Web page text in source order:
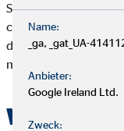
So weit, so gut, aber
chipTAN-Verfahren
danach folgen die
mit einer mittleren
Wieso
Name:
_ga, _gat_UA-
Anbieter:
Google Ireland Ltd.
Zweck: